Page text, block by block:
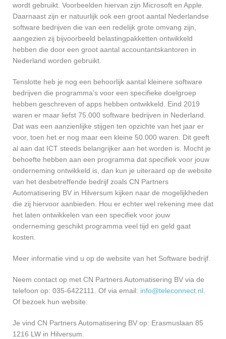
wordt gebruikt. Voorbeelden hiervan zijn Microsoft en Apple.
Daarnaast zijn er natuurlijk ook een groot aantal Nederlandse
software bedrijven die van een redelijk grote omvang zijn,
aangezien zij bijvoorbeeld belastingpakketten ontwikkeld
hebben die door een groot aantal accountantskantoren in
Nederland worden gebruikt.
Tenslotte heb je nog een behoorlijk aantal kleinere software
bedrijven die programma’s voor een specifieke doelgroep
hebben geschreven of apps hebben ontwikkeld. Eind 2019
waren er maar liefst 75.000 software bedrijven in Nederland.
Dat was een aanzienlijke stijgen ten opzichte van het jaar er
voor, toen het er nog maar een kleine 50.000 waren. Dit geeft
al aan dat ICT steeds belangrijker aan het worden is. Mocht je
behoefte hebben aan een programma dat specifiek voor jouw
onderneming ontwikkeld is, dan kun je uiteraard op de website
van het desbetreffende bedrijf zoals CN Partners
Automatisering BV in Hilversum kijken naar de mogelijkheden
die zij hiervoor aanbieden. Hou er echter wel rekening mee dat
het laten ontwikkelen van een specifiek voor jouw
onderneming geschikt programma veel tijd en geld gaat
kosten.
Meer informatie vind u op de website van het Software bedrijf.
Neem contact op met CN Partners Automatisering BV via de
telefoon op: 035-6422111. Of via email: info@teleconnect.nl
Of bezoek hun website:
Je vind CN Partners Automatisering BV op: Erasmuslaan 85
1216 LW in Hilversum.